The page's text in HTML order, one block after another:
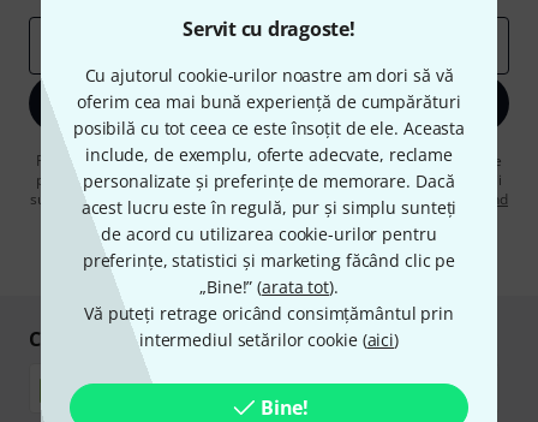
Servit cu dragoste!
Cu ajutorul cookie-urilor noastre am dori să vă
oferim cea mai bună experiență de cumpărături
posibilă cu tot ceea ce este însoțit de ele. Aceasta
include, de exemplu, oferte adecvate, reclame
personalizate și preferințe de memorare. Dacă
acest lucru este în regulă, pur și simplu sunteți
de acord cu utilizarea cookie-urilor pentru
preferințe, statistici și marketing făcând clic pe
„Bine!” (arata tot).
Vă puteți retrage oricând consimțământul prin
intermediul setărilor cookie (aici)
Bine!
Înscrie-te acum
Făcând clic pe „Înscrie-te acum”, sunteți de acord să primiți publicitate
prin e-mail. Vă puteți dezabona în orice moment. Puteți găsi informații
suplimentare despre buletinul informativ în
regulamentul nostru privind
protecția datelor .
* Necesar
Cumpărați și plătiți în siguranță